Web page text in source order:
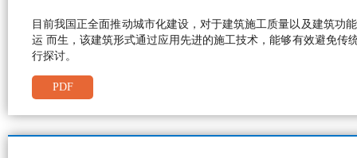
目前我国正全面推动城市化建设，对于建筑施工质量以及建筑功
运 而生，该建筑形式通过应用先进的施工技术，能够有效避免
行探讨。
PDF